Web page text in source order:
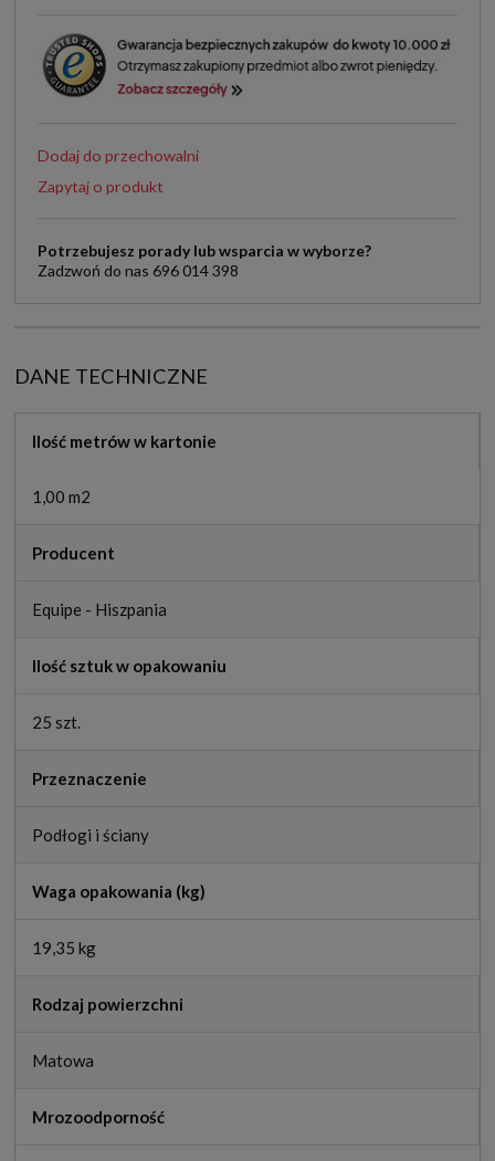
Dodaj do przechowalni
Zapytaj o produkt
Potrzebujesz porady lub wsparcia w wyborze?
Zadzwoń do nas 696 014 398
DANE TECHNICZNE
Ilość metrów w kartonie
1,00 m2
Producent
Equipe - Hiszpania
Ilość sztuk w opakowaniu
25 szt.
Przeznaczenie
Podłogi i ściany
Waga opakowania (kg)
19,35 kg
Rodzaj powierzchni
Matowa
Mrozoodporność